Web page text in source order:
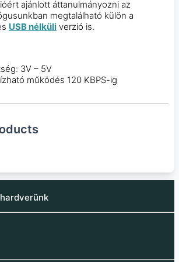
ajánlott áttanulmányozni az
megtalálható külön a
USB nélküli verzió is.
3V – 5V
működés 120 KBPS-ig